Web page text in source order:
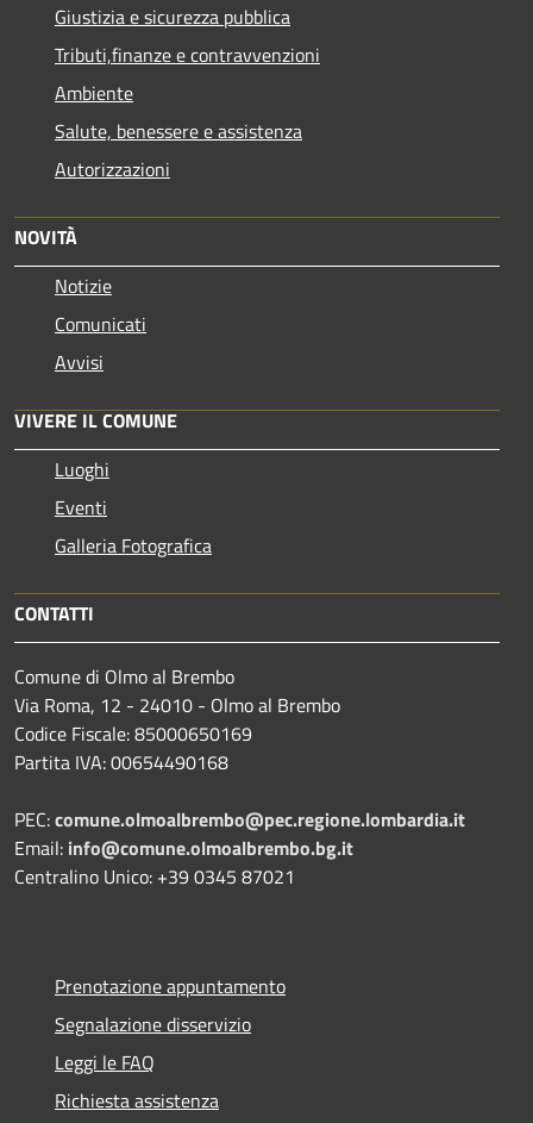
Giustizia e sicurezza pubblica
Tributi,finanze e contravvenzioni
Ambiente
Salute, benessere e assistenza
Autorizzazioni
NOVITÀ
Notizie
Comunicati
Avvisi
VIVERE IL COMUNE
Luoghi
Eventi
Galleria Fotografica
CONTATTI
Comune di Olmo al Brembo
Via Roma, 12 - 24010 - Olmo al Brembo
Codice Fiscale: 85000650169
Partita IVA: 00654490168
PEC:comune.olmoalbrembo@pec.regione.lombardia.it
Email: info@comune.olmoalbrembo.bg.it
Centralino Unico: +39 0345 87021
Prenotazione appuntamento
Segnalazione disservizio
Leggi le FAQ
Richiesta assistenza